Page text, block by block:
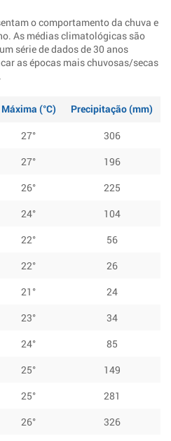
o comportamento da chuva e
As médias climatológicas são
série de dados de 30 anos
as épocas mais chuvosas/secas
Máxima (°C)
Precipitação (mm)
27°
306
27°
196
26°
225
24°
104
22°
56
22°
26
21°
24
23°
34
24°
85
25°
149
25°
281
26° 326